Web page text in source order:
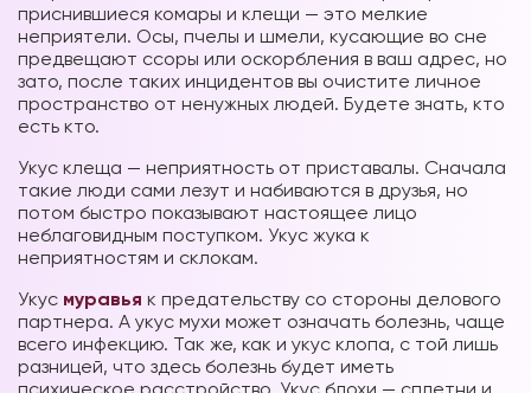
приснившиеся комары и клещи — это мелкие
неприятели. Осы, пчелы и шмели, кусающие во сне
предвещают ссоры или оскорбления в ваш адрес, но
зато, после таких инцидентов вы очистите личное
пространство от ненужных людей. Будете знать, кто
есть кто.
Укус клеща — неприятность от приставалы. Сначала
такие люди сами лезут и набиваются в друзья, но
потом быстро показывают настоящее лицо
неблаговидным поступком. Укус жука к
неприятностям и склокам.
Укус муравья к предательству со стороны делового
партнера. А укус мухи может означать болезнь, чаще
всего инфекцию. Так же, как и укус клопа, с той лишь
разницей, что здесь болезнь будет иметь